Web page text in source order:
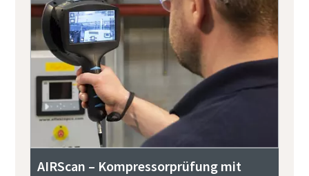
AIRScan – Kompressorprüfung mit